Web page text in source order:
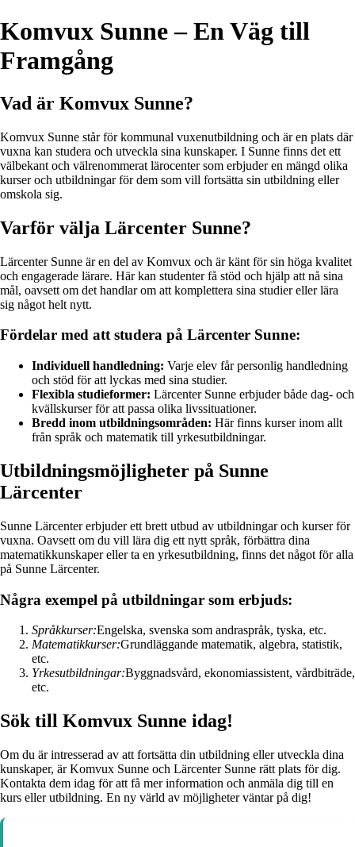
Komvux Sunne – En Väg till
Framgång
Vad är Komvux Sunne?
Komvux Sunne står för kommunal vuxenutbildning och är en plats där
vuxna kan studera och utveckla sina kunskaper. I Sunne finns det ett
välbekant och välrenommerat lärocenter som erbjuder en mängd olika
kurser och utbildningar för dem som vill fortsätta sin utbildning eller
omskola sig.
Varför välja Lärcenter Sunne?
Lärcenter Sunne är en del av Komvux och är känt för sin höga kvalitet
och engagerade lärare. Här kan studenter få stöd och hjälp att nå sina
mål, oavsett om det handlar om att komplettera sina studier eller lära
sig något helt nytt.
Fördelar med att studera på Lärcenter Sunne:
Individuell handledning: Varje elev får personlig handledning
och stöd för att lyckas med sina studier.
Flexibla studieformer: Lärcenter Sunne erbjuder både dag- och
kvällskurser för att passa olika livssituationer.
Bredd inom utbildningsområden: Här finns kurser inom allt
från språk och matematik till yrkesutbildningar.
Utbildningsmöjligheter på Sunne
Lärcenter
Sunne Lärcenter erbjuder ett brett utbud av utbildningar och kurser för
vuxna. Oavsett om du vill lära dig ett nytt språk, förbättra dina
matematikkunskaper eller ta en yrkesutbildning, finns det något för alla
på Sunne Lärcenter.
Några exempel på utbildningar som erbjuds:
Språkkurser:Engelska, svenska som andraspråk, tyska, etc.
Matematikkurser:Grundläggande matematik, algebra, statistik,
etc.
Yrkesutbildningar:Byggnadsvård, ekonomiassistent, vårdbiträde,
etc.
Sök till Komvux Sunne idag!
Om du är intresserad av att fortsätta din utbildning eller utveckla dina
kunskaper, är Komvux Sunne och Lärcenter Sunne rätt plats för dig.
Kontakta dem idag för att få mer information och anmäla dig till en
kurs eller utbildning. En ny värld av möjligheter väntar på dig!